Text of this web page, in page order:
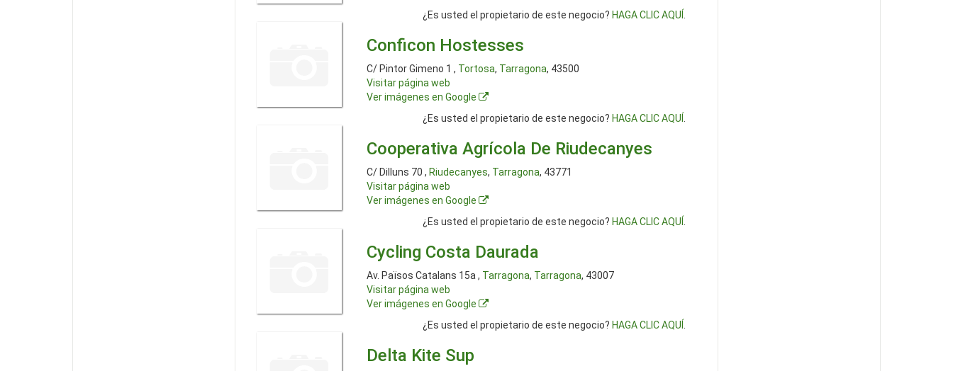
¿Es usted el propietario de este negocio? HAGA CLIC AQUÍ
Conficon Hostesses
C/ Pintor Gimeno 1 , Tortosa, Tarragona, 43500
Visitar página web
Ver imágenes en Google
¿Es usted el propietario de este negocio? HAGA CLIC AQUÍ
Cooperativa Agrícola De Riudecanyes
C/ Dilluns 70 , Riudecanyes, Tarragona, 43771
Visitar página web
Ver imágenes en Google
¿Es usted el propietario de este negocio? HAGA CLIC AQUÍ
Cycling Costa Daurada
Av. Països Catalans 15a , Tarragona, Tarragona, 43007
Visitar página web
Ver imágenes en Google
¿Es usted el propietario de este negocio? HAGA CLIC AQUÍ
Delta Kite Sup